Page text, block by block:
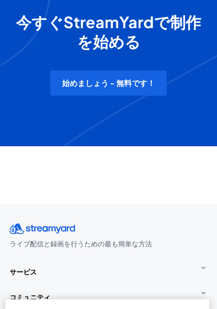
今すぐStreamYardで制作
を始める
始めましょう - 無料です！
ライブ配信と録画を行うための最も簡単な方法
サービス
コミュニティ